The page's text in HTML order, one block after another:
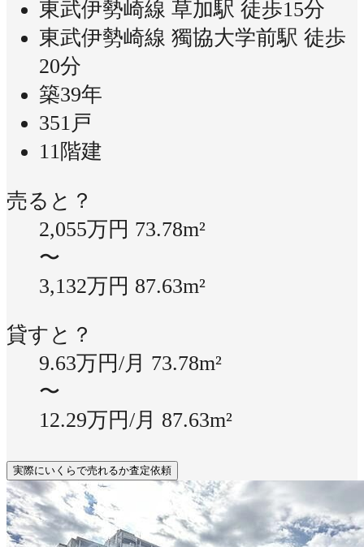
東武伊勢崎線 草加駅 徒歩15分
東武伊勢崎線 獨協大学前駅 徒歩
20分
築39年
351戸
11階建
売ると？
2,055万円 73.78m²
〜
3,132万円 87.63m²
貸すと？
9.63万円/月 73.78m²
〜
12.29万円/月 87.63m²
実際にいくらで売れるか査定依頼